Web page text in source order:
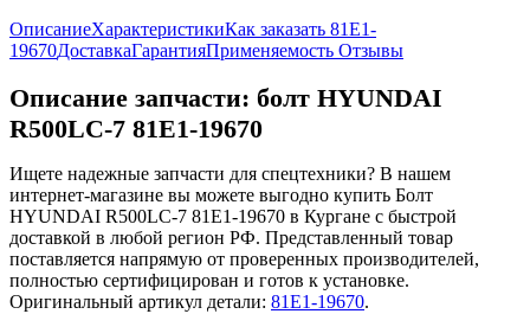
ОписаниеХарактеристикиКак заказать 81E1-
19670ДоставкаГарантияПрименяемость Отзывы
Описание запчасти: болт HYUNDAI
R500LC-7 81E1-19670
Ищете надежные запчасти для спецтехники? В нашем
интернет-магазине вы можете выгодно купить Болт
HYUNDAI R500LC-7 81E1-19670 в Кургане с быстрой
доставкой в любой регион РФ. Представленный товар
поставляется напрямую от проверенных производителей,
полностью сертифицирован и готов к установке.
Оригинальный артикул детали: 81E1-19670.